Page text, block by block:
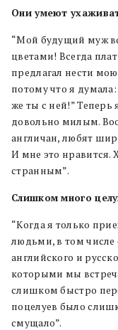
Они умеют
“Мой будущий муж
цветами! Всегда
предлагал нести
потому что я
же ты с ней!” Теперь
довольно милым.
англичан, любят
И мне это нравится.
странным”.
Слишком много
“Когда я только
людьми, в том
английского и
которыми мы
слишком быстро
поцелуев было
смущало”.